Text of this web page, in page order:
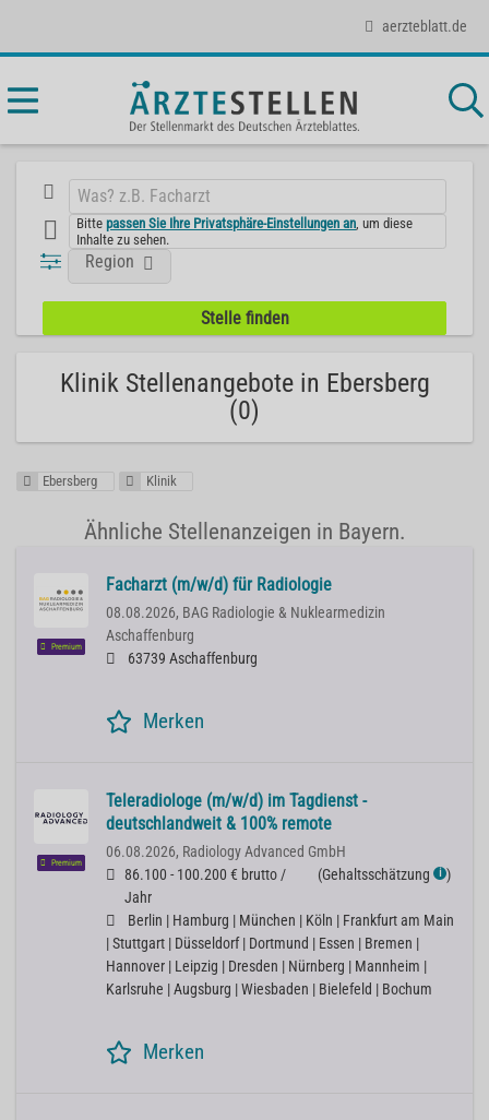
aerzteblatt.de
Bittepassen Sie Ihre Privatsphäre-Einstellungen an , um diese
Inhalte zu sehen.
Region
Klinik Stellenangebote in Ebersberg
(0)
Ebersberg Klinik
Ähnliche Stellenanzeigen in Bayern.
Premium
Facharzt (m/w/d) für Radiologie
08.08.2026, BAG Radiologie & Nuklearmedizin
Aschaffenburg
63739 Aschaffenburg
Merken
Premium
Teleradiologe (m/w/d) im Tagdienst -
deutschlandweit & 100% remote
06.08.2026, Radiology Advanced GmbH
86.100 - 100.200 € brutto /
Jahr
(Gehaltsschätzung ℹ )
Berlin | Hamburg | München | Köln | Frankfurt am Main
| Stuttgart | Düsseldorf | Dortmund | Essen | Bremen |
Hannover | Leipzig | Dresden | Nürnberg | Mannheim |
Karlsruhe | Augsburg | Wiesbaden | Bielefeld | Bochum
Merken